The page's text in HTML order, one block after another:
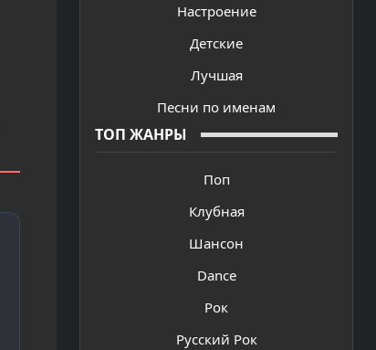
Настроение
Детские
Лучшая
Песни по именам
ТОП ЖАНРЫ
Поп
Клубная
Шансон
Dance
Рок
Русский Рок